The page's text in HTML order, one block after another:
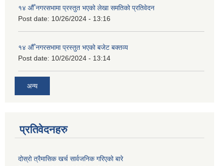
१४ औँ नगरसभामा प्रस्तुत भएको लेखा समतिको प्रतिवेदन
Post date: 10/26/2024 - 13:16
१४ औँ नगरसभामा प्रस्तुत भएको बजेट बक्तव्य
Post date: 10/26/2024 - 13:14
अन्य
प्रतिवेदनहरु
दोस्रो त्रैमासिक खर्च सार्वजनिक गरिएको बारे